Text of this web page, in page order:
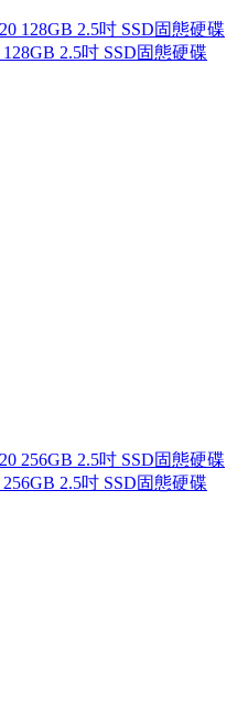
128GB 2.5吋 SSD固態硬碟
256GB 2.5吋 SSD固態硬碟